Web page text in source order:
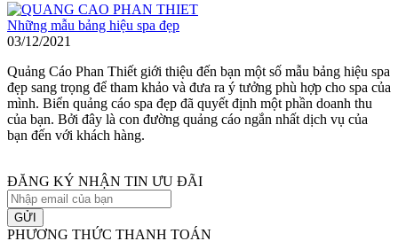
Những mẫu bảng hiệu spa đẹp
03/12/2021
Quảng Cáo Phan Thiết giới thiệu đến bạn một số mẫu bảng hiệu spa
đẹp sang trọng để tham khảo và đưa ra ý tưởng phù hợp cho spa của
mình. Biển quảng cáo spa đẹp đã quyết định một phần doanh thu
của bạn. Bởi đây là con đường quảng cáo ngắn nhất dịch vụ của
bạn đến với khách hàng.
ĐĂNG KÝ NHẬN TIN ƯU ĐÃI
GỬI
PHƯƠNG THỨC THANH TOÁN